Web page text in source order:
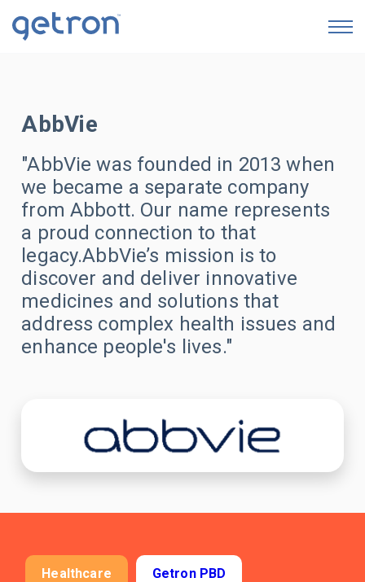
Eczane Süreç Dijitalleştirme & Otomasyon Servisi
Ecza Depoları Veri Analizi
İTS Yönetim & Operasyon Sistemi
Karekod Bazında İlaç Yaşam Döngüsü
Raporlaması
İkmal & Satış Noktaları Arası Stok Hareketiyle
Envanter Optimizasyonu
İndirim, Tekrar Satın Alma/Sipariş & Listeden
Tedarik Planlama & Optimizasyonu
HAKKIMIZDA
AbbVie
"AbbVie was founded in 2013 when
we became a separate company
from Abbott. Our name represents
a proud connection to that
legacy.AbbVie’s mission is to
discover and deliver innovative
medicines and solutions that
address complex health issues and
enhance people's lives."
Healthcare Getron PBD